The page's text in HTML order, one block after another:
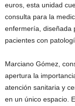
euros, esta unidad
consulta para la
enfermería, diseñada
pacientes con
Marciano Gómez,
apertura la
atención sanitaria y
en un único espacio.